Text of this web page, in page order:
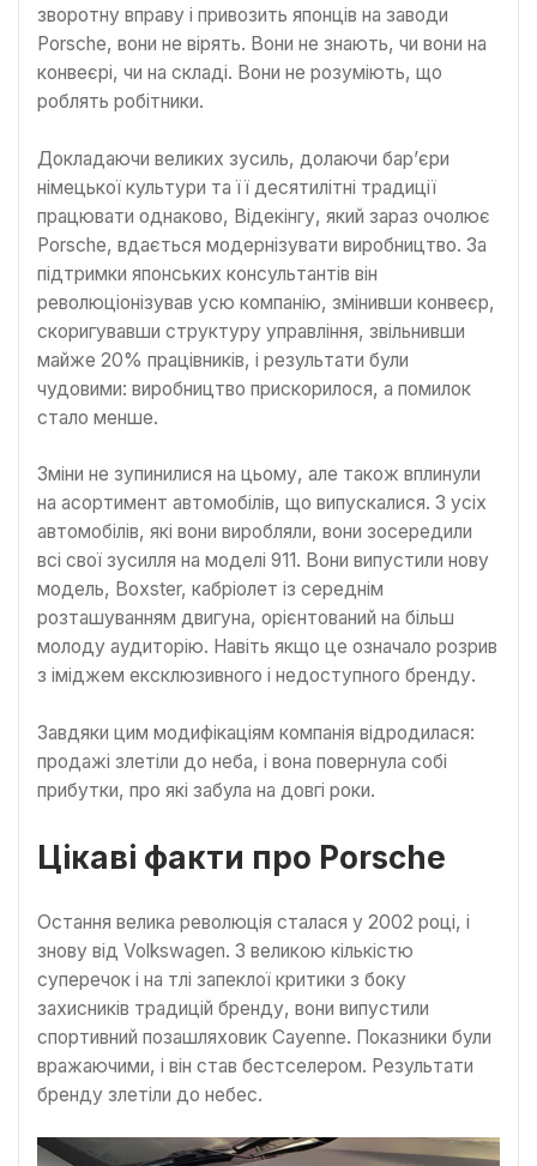
зворотну вправу і привозить японців на заводи
Porsche, вони не вірять. Вони не знають, чи вони на
конвеєрі, чи на складі. Вони не розуміють, що
роблять робітники.
Докладаючи великих зусиль, долаючи бар’єри
німецької культури та її десятилітні традиції
працювати однаково, Відекінгу, який зараз очолює
Porsche, вдається модернізувати виробництво. За
підтримки японських консультантів він
революціонізував усю компанію, змінивши конвеєр,
скоригувавши структуру управління, звільнивши
майже 20% працівників, і результати були
чудовими: виробництво прискорилося, а помилок
стало менше.
Зміни не зупинилися на цьому, але також вплинули
на асортимент автомобілів, що випускалися. З усіх
автомобілів, які вони виробляли, вони зосередили
всі свої зусилля на моделі 911. Вони випустили нову
модель, Boxster, кабріолет із середнім
розташуванням двигуна, орієнтований на більш
молоду аудиторію. Навіть якщо це означало розрив
з іміджем ексклюзивного і недоступного бренду.
Завдяки цим модифікаціям компанія відродилася:
продажі злетіли до неба, і вона повернула собі
прибутки, про які забула на довгі роки.
Цікаві факти про Porsche
Остання велика революція сталася у 2002 році, і
знову від Volkswagen. З великою кількістю
суперечок і на тлі запеклої критики з боку
захисників традицій бренду, вони випустили
спортивний позашляховик Cayenne. Показники були
вражаючими, і він став бестселером. Результати
бренду злетіли до небес.